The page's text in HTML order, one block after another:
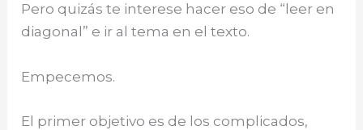
Pero quizás te interese hacer eso de “leer en
diagonal” e ir al tema en el texto.
Empecemos.
El primer objetivo es de los complicados,